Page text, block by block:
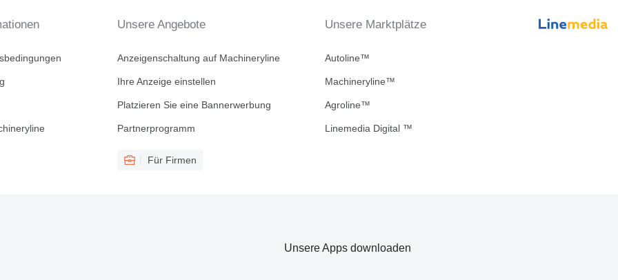
Unsere Angebote
Anzeigenschaltung auf Machineryline
Ihre Anzeige einstellen
Platzieren Sie eine Bannerwerbung
Partnerprogramm
Für Firmen
Unsere Marktplätze
Autoline™
Machineryline™
Agroline™
Linemedia Digital ™
Unsere Apps downloaden